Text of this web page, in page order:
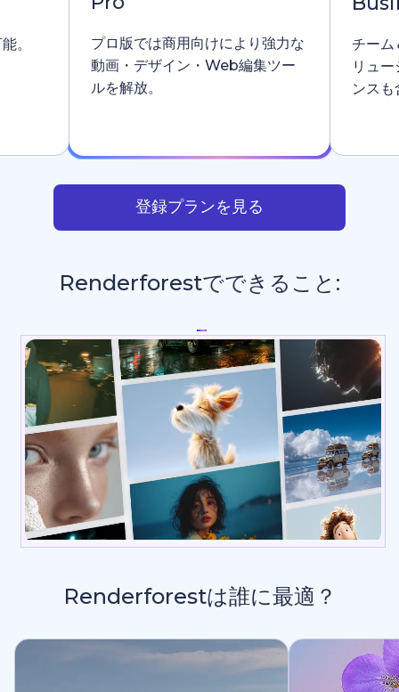
。
プロ版では商用向けにより強力な
動画・デザイン・Web編集ツー
ルを解放。
チーム
リュ
ンス
登録プランを見る
Renderforestでできること:
プレゼンテーション
Renderforestは誰に最適？